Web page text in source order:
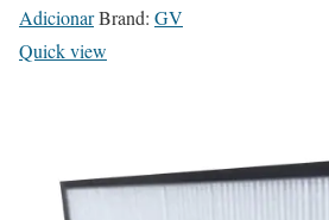
AdicionarBrand: GV
Quick view